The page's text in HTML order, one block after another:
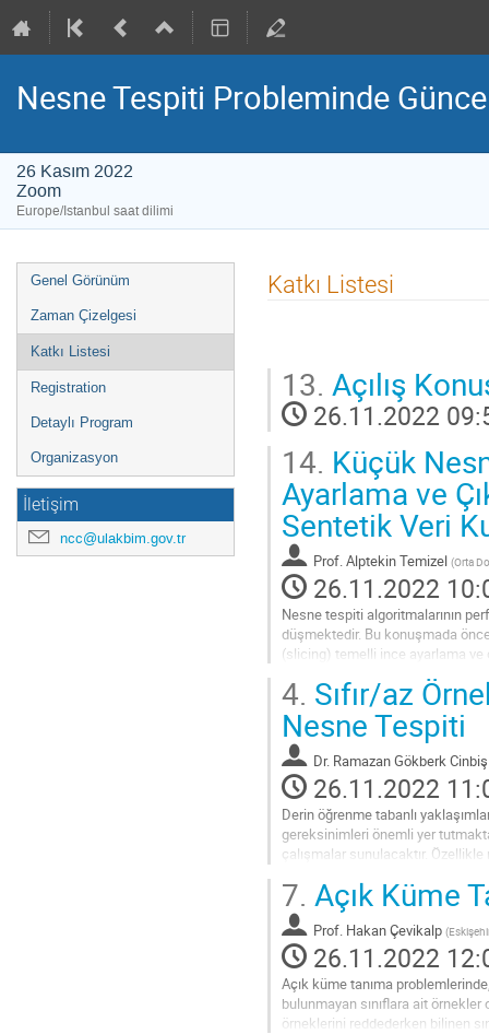
Nesne Tespiti Probleminde
26 Kasım 2022
Zoom
Europe/Istanbul saat dilimi
Event
menu
Genel Görünüm
Zaman Çizelgesi
Katkı Listesi
Registration
Detaylı Program
Organizasyon
İletişim
ncc@ulakbim.gov.tr
Katkı Listesi
13. Açılış
26.11.2022
14. Küçük
Ayarlama ve
Sentetik Veri
Prof. Alptekin Temizel (Orta
26.11.2022
Nesne tespiti algoritmalarının
düşmektedir. Bu konuşmada
(slicing) temelli ince ayarlama ve
Go
to
contribution
page
4. Sıfır/az
Nesne Tespiti
Dr. Ramazan Gökberk Cinbiş
26.11.2022
Derin öğrenme tabanlı
gereksinimleri önemli yer
çalışmalar sunulacaktır.
Go
to
contribution
page
7. Açık Küme
Prof. Hakan Çevikalp (
26.11.2022
Açık küme tanıma
bulunmayan sınıflara ait örnekler
örneklerini reddederken bilinen